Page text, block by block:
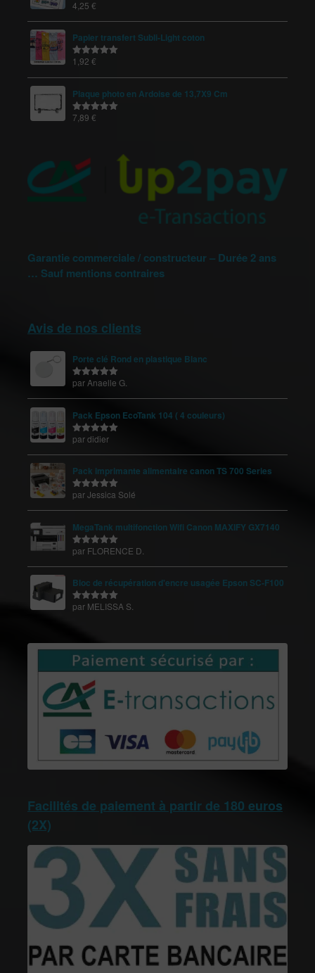
Note5.00
4,25 €
Papier transfert Subli-Light coton
Note5.00
1,92 €
Plaque photo en Ardoise de 13,7X9 Cm
Note5.00
7,89 €
Garantie commerciale / constructeur – Durée 2 ans
… Sauf mentions contraires
Avis de nos clients
Porte clé Rond en plastique Blanc
Note5sur
par Anaelle G.
Pack Epson EcoTank 104 ( 4 couleurs)
Note 5sur
par didier
Pack imprimante alimentaire canon TS 700 Series
Note5sur
par Jessica Solé
MegaTank multifonction Wifi Canon MAXIFY GX7140
Note sur
par FLORENCE D.
Bloc de récupération d'encre usagée Epson SC-F100
Note 5sur
par MELISSA S.
Facilités de paiement à partir de 180 euros
(2X)